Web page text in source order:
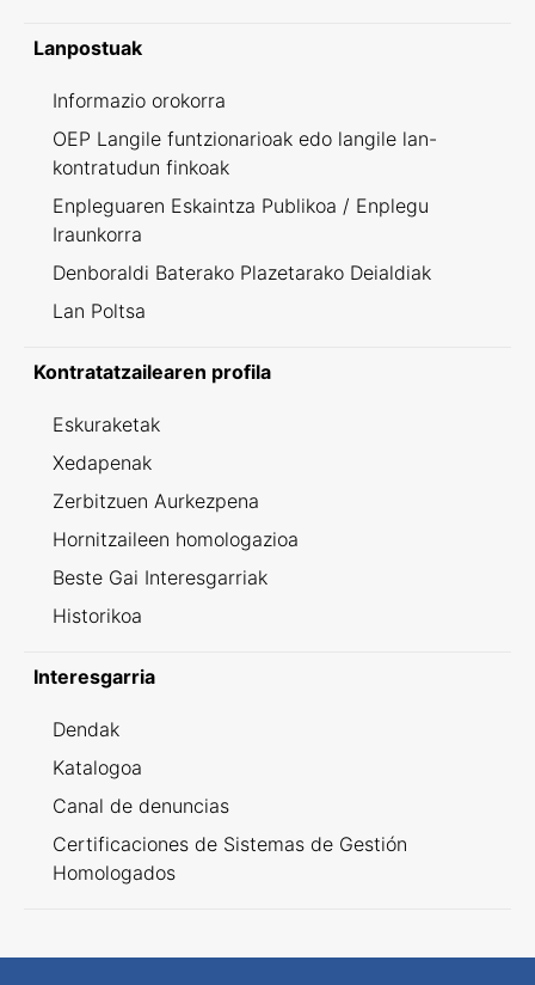
Lanpostuak
Informazio orokorra
OEP Langile funtzionarioak edo langile lan-
kontratudun finkoak
Enpleguaren Eskaintza Publikoa / Enplegu
Iraunkorra
Denboraldi Baterako Plazetarako Deialdiak
Lan Poltsa
Kontratatzailearen profila
Eskuraketak
Xedapenak
Zerbitzuen Aurkezpena
Hornitzaileen homologazioa
Beste Gai Interesgarriak
Historikoa
Interesgarria
Dendak
Katalogoa
Canal de denuncias
Certificaciones de Sistemas de Gestión
Homologados